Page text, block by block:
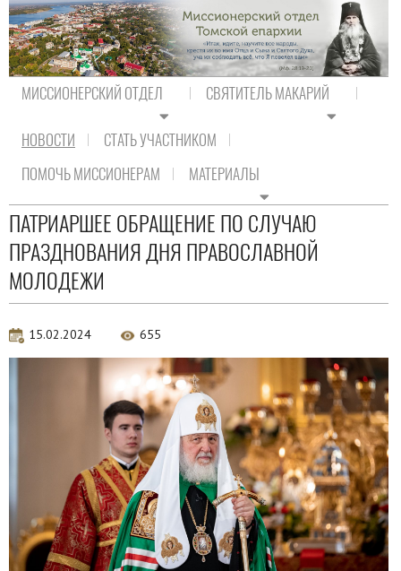
МИССИОНЕРСКИЙ ОТДЕЛ СВЯТИТЕЛЬ МАКАРИЙ
НОВОСТИ
СТАТЬ УЧАСТНИКОМ
ПОМОЧЬ МИССИОНЕРАМ
МАТЕРИАЛЫ
Новости Православия
ПАТРИАРШЕЕ ОБРАЩЕНИЕ ПО СЛУЧАЮ
ПРАЗДНОВАНИЯ ДНЯ ПРАВОСЛАВНОЙ
МОЛОДЕЖИ
15.02.2024 655